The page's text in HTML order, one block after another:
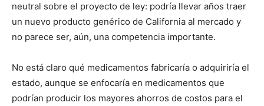
neutral sobre el proyecto de ley: podría llevar años traer
un nuevo producto genérico de California al mercado y
no parece ser, aún, una competencia importante.
No está claro qué medicamentos fabricaría o adquiriría el
estado, aunque se enfocaría en medicamentos que
podrían producir los mayores ahorros de costos para el